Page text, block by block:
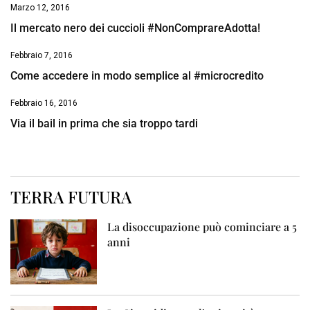
Marzo 12, 2016
Il mercato nero dei cuccioli #NonComprareAdotta!
Febbraio 7, 2016
Come accedere in modo semplice al #microcredito
Febbraio 16, 2016
Via il bail in prima che sia troppo tardi
TERRA FUTURA
La disoccupazione può cominciare a 5
anni